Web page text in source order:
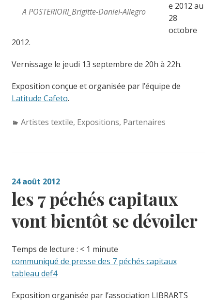
A POSTERIORI_Brigitte-Daniel-Allegro
e 2012 au
28
octobre
2012.
Vernissage le jeudi 13 septembre de 20h à 22h.
Exposition conçue et organisée par l’équipe de
Latitude Cafeto.
Categories:
Artistes textile, Expositions, Partenaires
24 août 2012
les 7 péchés capitaux
vont bientôt se dévoiler
Temps de lecture : < 1 minute
communiqué de presse des 7 péchés capitaux
tableau def4
Exposition organisée par l’association LIBRARTS